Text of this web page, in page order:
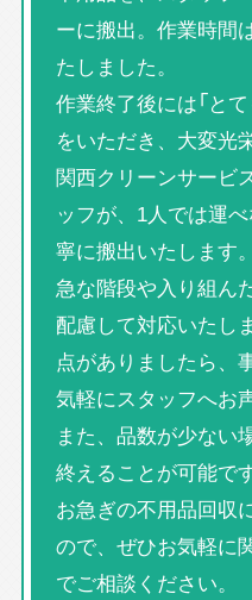
ーに搬出。作業時間
たしました。
作業終了後には「と
をいただき、大変光
関西クリーンサービ
ッフが、1人では運
寧に搬出いたします。
急な階段や入り組ん
配慮して対応いたし
点がありましたら、
気軽にスタッフへお
また、品数が少ない
終えることが可能です
お急ぎの不用品回収
ので、ぜひお気軽に
でご相談ください。